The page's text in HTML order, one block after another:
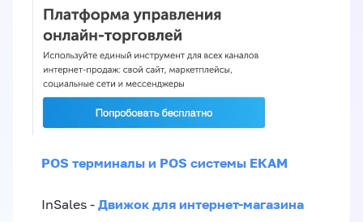
POS терминалы и POS системы ЕКАМ
InSales - Движок для интернет-магазина